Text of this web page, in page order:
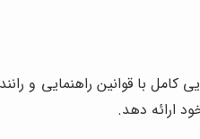
کامل با قوانین راهنمایی و
ارائه دهد.